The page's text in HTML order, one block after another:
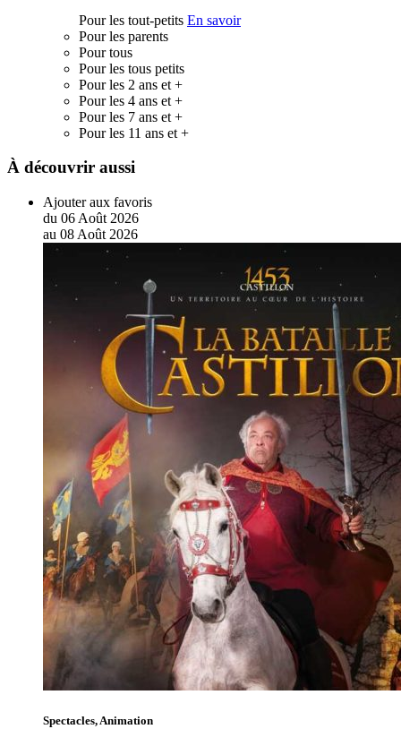
Pour les tout-petits En savoir
Pour les parents
Pour tous
Pour les tous petits
Pour les 2 ans et +
Pour les 4 ans et +
Pour les 7 ans et +
Pour les 11 ans et +
À découvrir aussi
Ajouter aux favoris
du 06 Août 2026
au 08 Août 2026
Spectacles, Animation